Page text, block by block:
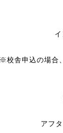
※校舎申込の場合
アフ